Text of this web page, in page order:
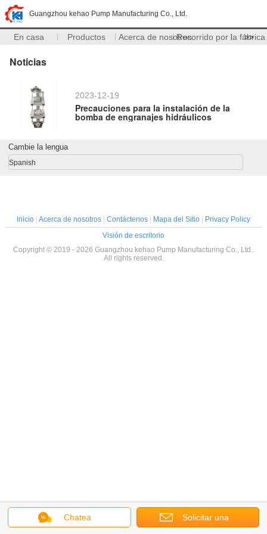
Guangzhou kehao Pump Manufacturing Co., Ltd.
En casa Productos Acerca de nosotrosRecorrido por la fábrica
>>
Noticias
2023-12-19
Precauciones para la instalación de la
bomba de engranajes hidráulicos
Chatea Solicitar una
Cambie la lengua
Spanish
Inicio Acerca de nosotros Contáctenos Mapa del Sitio
Privacy Policy
Visión de escritorio
Copyright © 2019 - 2026 Guangzhou kehao Pump Manufacturing Co., Ltd..
All rights reserved.